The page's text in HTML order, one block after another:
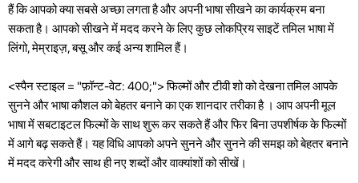
हैं कि आपको क्या सबसे अच्छा लगता है और अपनी भाषा सीखने का कार्यक्रम बना
सकता है। आपको सीखने में मदद करने के लिए कुछ लोकप्रिय साइटें तमिल भाषा में
लिंगो, मेम्राइज़, बसू और कई अन्य शामिल हैं।
<स्पैन स्टाइल = "फ़ॉन्ट-वेट: 400;"> फिल्मों और टीवी शो को देखना तमिल आपके
सुनने और भाषा कौशल को बेहतर बनाने का एक शानदार तरीका है । आप अपनी मूल
भाषा में सबटाइटल फिल्मों के साथ शुरू कर सकते हैं और फिर बिना उपशीर्षक के फिल्मों
में आगे बढ़ सकते हैं। यह विधि आपको अपने सुनने और सुनने की समझ को बेहतर बनाने
में मदद करेगी और साथ ही नए शब्दों और वाक्यांशों को सीखें।